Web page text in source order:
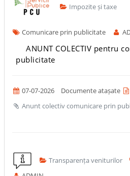
Impozite și taxe
Comunicare prin publicitate
ANUNT COLECTIV pentru
publicitate
07-07-2026 Documente atașate
Anunt colectiv comunicare prin
Transparența veniturilor